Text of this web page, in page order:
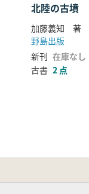
北陸の古墳
加藤義知 著
野島出版
新刊 在庫なし
古書 2 点